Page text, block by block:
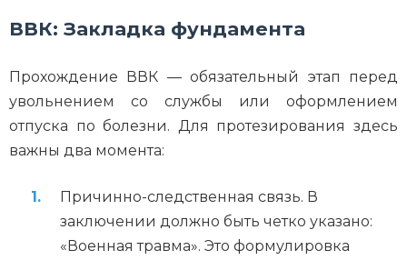
ВВК: Закладка фундамента
Прохождение ВВК — обязательный этап перед
увольнением со службы или оформлением
отпуска по болезни. Для протезирования здесь
важны два момента:
Причинно-следственная связь. В
заключении должно быть четко указано:
«Военная травма». Это формулировка